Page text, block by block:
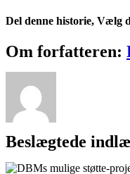
Del denne historie, Vælg
Facebook
X
Reddit
LinkedIn
Tumblr
Pinterest
Vk
E-
mail
Om forfatteren:
Beslægtede